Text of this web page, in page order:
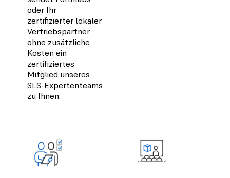
oder Ihr
zertifizierter lokaler
Vertriebspartner
ohne zusätzliche
Kosten ein
zertifiziertes
Mitglied unseres
SLS-Expertenteams
zu Ihnen.